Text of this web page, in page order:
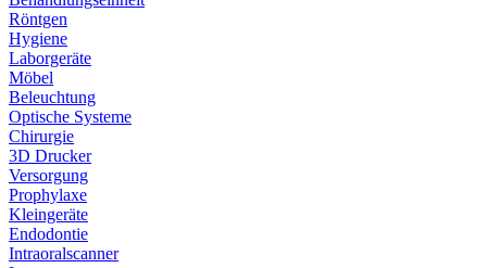
Röntgen
Hygiene
Laborgeräte
Möbel
Beleuchtung
Optische Systeme
Chirurgie
3D Drucker
Versorgung
Prophylaxe
Kleingeräte
Endodontie
Intraoralscanner